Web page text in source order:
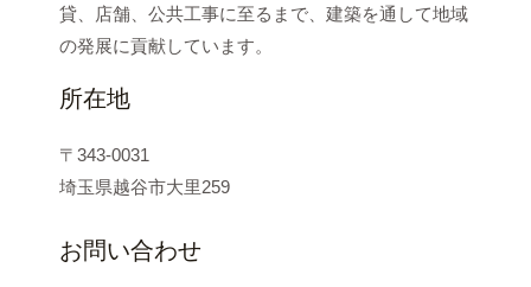
貸、店舗、公共工事に至るまで、建築を通して地域
の発展に貢献しています。
所在地
〒343-0031
埼玉県越谷市大里259
お問い合わせ